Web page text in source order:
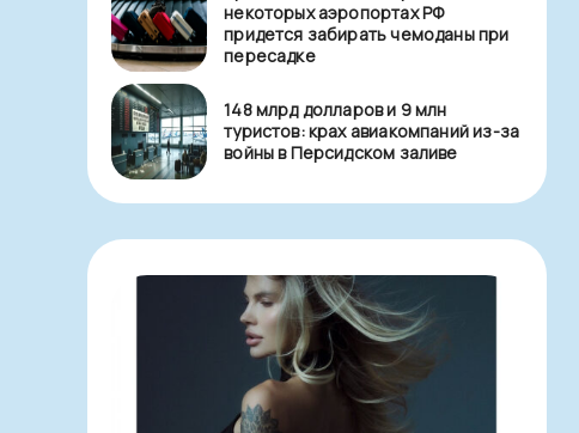
некоторых аэропортах РФ
придется забирать чемоданы при
пересадке
148 млрд долларов и 9 млн
туристов: крах авиакомпаний из-за
войны в Персидском заливе